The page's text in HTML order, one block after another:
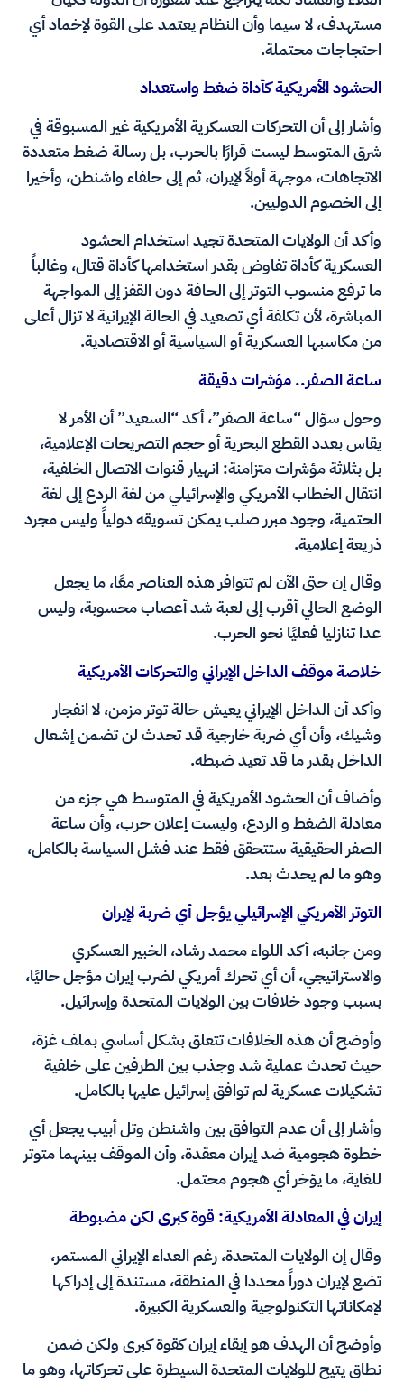
مستهدف، لا سيما وأن النظام يعتمد على القوة لإخماد أي
احتجاجات محتملة.
الحشود الأمريكية كأداة ضغط واستعداد
وأشار إلى أن التحركات العسكرية الأمريكية غير المسبوقة في
شرق المتوسط ليست قرارًا بالحرب، بل رسالة ضغط متعددة
الاتجاهات، موجهة أولاً لإيران، ثم إلى حلفاء واشنطن، وأخيرا
إلى الخصوم الدوليين.
وأكد أن الولايات المتحدة تجيد استخدام الحشود
العسكرية كأداة تفاوض بقدر استخدامها كأداة قتال، وغالباً
ما ترفع منسوب التوتر إلى الحافة دون القفز إلى المواجهة
المباشرة، لأن تكلفة أي تصعيد في الحالة الإيرانية لا تزال أعلى
من مكاسبها العسكرية أو السياسية أو الاقتصادية.
ساعة الصفر.. مؤشرات دقيقة
وحول سؤال “ساعة الصفر”، أكد “السعيد” أن الأمر لا
يقاس بعدد القطع البحرية أو حجم التصريحات الإعلامية،
بل بثلاثة مؤشرات متزامنة: انهيار قنوات الاتصال الخلفية،
انتقال الخطاب الأمريكي والإسرائيلي من لغة الردع إلى لغة
الحتمية، وجود مبرر صلب يمكن تسويقه دولياً وليس مجرد
ذريعة إعلامية.
وقال إن حتى الآن لم تتوافر هذه العناصر معًا، ما يجعل
الوضع الحالي أقرب إلى لعبة شد أعصاب محسوبة، وليس
عدا تنازليا فعليًا نحو الحرب.
خلاصة موقف الداخل الإيراني والتحركات الأمريكية
وأكد أن الداخل الإيراني يعيش حالة توتر مزمن، لا انفجار
وشيك، وأن أي ضربة خارجية قد تحدث لن تضمن إشعال
الداخل بقدر ما قد تعيد ضبطه.
وأضاف أن الحشود الأمريكية في المتوسط هي جزء من
معادلة الضغط و الردع، وليست إعلان حرب، وأن ساعة
الصفر الحقيقية ستتحقق فقط عند فشل السياسة بالكامل،
وهو ما لم يحدث بعد.
التوتر الأمريكي الإسرائيلي يؤجل أي ضربة لإيران
ومن جانبه، أكد اللواء محمد رشاد، الخبير العسكري
والاستراتيجي، أن أي تحرك أمريكي لضرب إيران مؤجل حاليًا،
بسبب وجود خلافات بين الولايات المتحدة وإسرائيل.
وأوضح أن هذه الخلافات تتعلق بشكل أساسي بملف غزة،
حيث تحدث عملية شد وجذب بين الطرفين على خلفية
تشكيلات عسكرية لم توافق إسرائيل عليها بالكامل.
وأشار إلى أن عدم التوافق بين واشنطن وتل أبيب يجعل أي
خطوة هجومية ضد إيران معقدة، وأن الموقف بينهما متوتر
للغاية، ما يؤخر أي هجوم محتمل.
إيران في المعادلة الأمريكية: قوة كبرى لكن مضبوطة
وقال إن الولايات المتحدة، رغم العداء الإيراني المستمر،
تضع لإيران دوراً محددا في المنطقة، مستندة إلى إدراكها
لإمكاناتها التكنولوجية والعسكرية الكبيرة.
وأوضح أن الهدف هو إبقاء إيران كقوة كبرى ولكن ضمن
نطاق يتيح للولايات المتحدة السيطرة على تحركاتها، وهو ما